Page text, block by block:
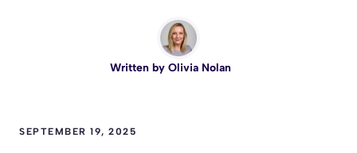
Written by Olivia Nolan
SEPTEMBER 19, 2025